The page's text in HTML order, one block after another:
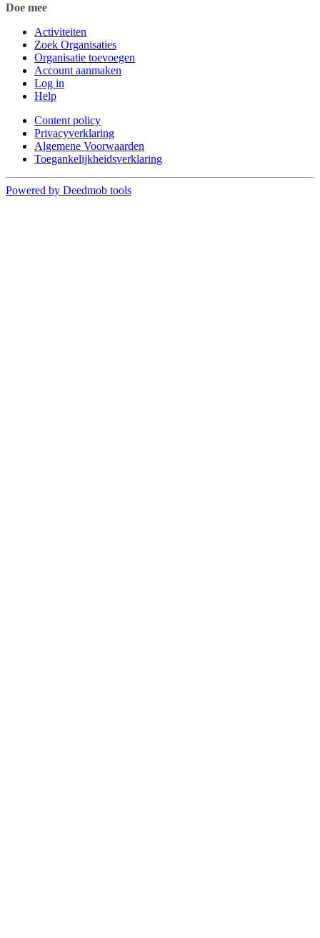
Doe mee
Activiteiten
Zoek Organisaties
Organisatie toevoegen
Account aanmaken
Log in
Help
Content policy
Privacyverklaring
Algemene Voorwaarden
Toegankelijkheidsverklaring
Powered by Deedmob tools